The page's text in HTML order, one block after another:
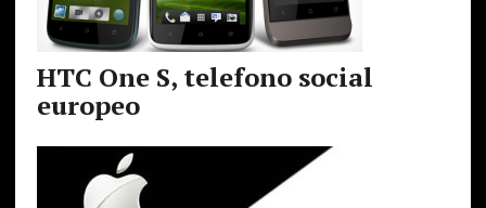
HTC One S, telefono social
europeo